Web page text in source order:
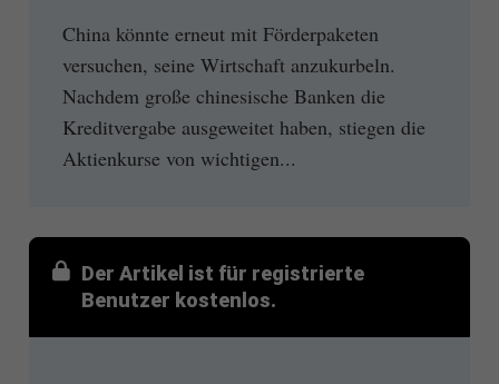
China könnte erneut mit Förderpaketen
versuchen, seine Wirtschaft anzukurbeln.
Nachdem große chinesische Banken die
Kreditvergabe ausgeweitet haben, stiegen die
Aktienkurse von wichtigen...
Der Artikel ist für registrierte
Benutzer kostenlos.